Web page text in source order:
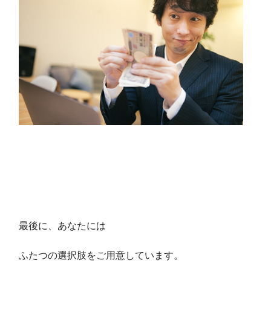
最後に、あなたには
ふたつの選択肢をご用意しています。